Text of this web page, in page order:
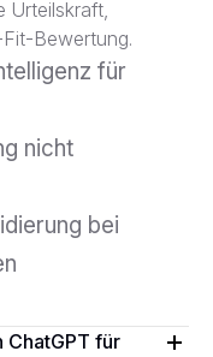
Urteilskraft,
Bewertung.
für
nicht
bei
für